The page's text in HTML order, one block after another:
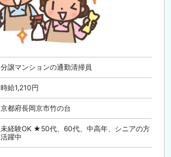
分譲マンションの通勤清掃員
時給1,210円
京都府長岡京市竹の台
未経験OK ★50代、60代、中高年、シニアの方
活躍中